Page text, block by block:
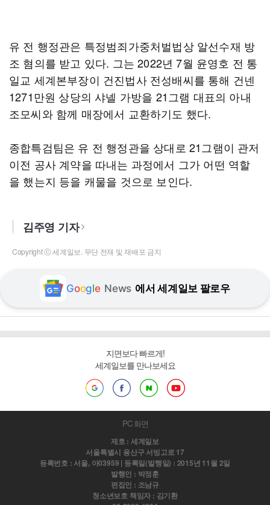
유 전 행정관은 특정범죄가중처벌법상 알선수재 방
조 혐의를 받고 있다. 그는 2022년 7월 윤영호 전 통
일교 세계본부장이 건진법사 전성배씨를 통해 건넨
1271만원 상당의 샤넬 가방을 21그램 대표의 아내
조모씨와 함께 매장에서 교환하기도 했다.
종합특검팀은 유 전 행정관을 상대로 21그램이 관저
이전 공사 계약을 따내는 과정에서 그가 어떤 역할
을 했는지 등을 캐물을 것으로 보인다.
김주영 기자
Copyright ⓒ 세계일보. 무단 전재 및 재배포 금지
Google News 에서 세계일보 팔로우
지면보다 빠르게!
세계일보를 만나보세요
PC 화면
제호 : 세계일보
서울특별시 용산구 서빙고로 17
등록번호 : 서울, 아03959 | 등록일(발행일) : 2015년 11월 2일
발행인 : 박정훈
편집인 : 조남규
청소년보호 책임자 : 김기환